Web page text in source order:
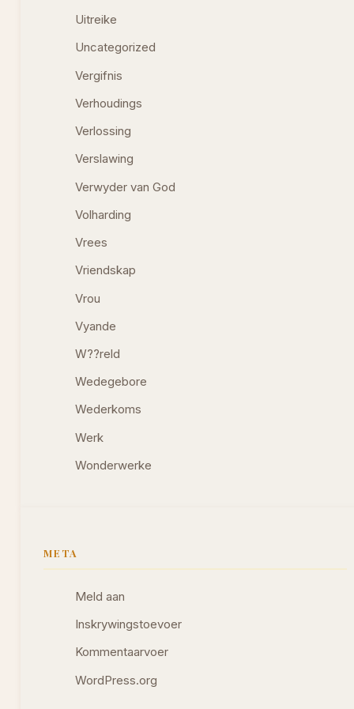
Uitreike
Uncategorized
Vergifnis
Verhoudings
Verlossing
Verslawing
Verwyder van God
Volharding
Vrees
Vriendskap
Vrou
Vyande
W??reld
Wedegebore
Wederkoms
Werk
Wonderwerke
META
Meld aan
Inskrywingstoevoer
Kommentaarvoer
WordPress.org